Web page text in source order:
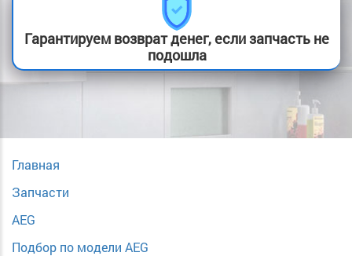
Гарантируем возврат денег, если запчасть не
подошла
Главная
Запчасти
AEG
Подбор по модели AEG